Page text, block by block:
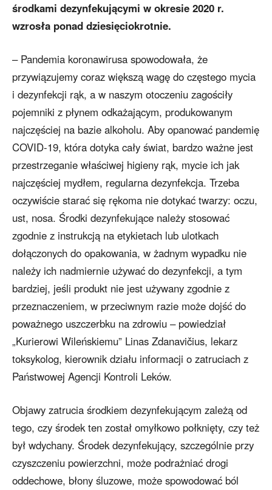
środkami dezynfekującymi w okresie 2020 r.
wzrosła ponad dziesięciokrotnie.
– Pandemia koronawirusa spowodowała, że
przywiązujemy coraz większą wagę do częstego mycia
i dezynfekcji rąk, a w naszym otoczeniu zagościły
pojemniki z płynem odkażającym, produkowanym
najczęściej na bazie alkoholu. Aby opanować pandemię
COVID-19, która dotyka cały świat, bardzo ważne jest
przestrzeganie właściwej higieny rąk, mycie ich jak
najczęściej mydłem, regularna dezynfekcja. Trzeba
oczywiście starać się rękoma nie dotykać twarzy: oczu,
ust, nosa. Środki dezynfekujące należy stosować
zgodnie z instrukcją na etykietach lub ulotkach
dołączonych do opakowania, w żadnym wypadku nie
należy ich nadmiernie używać do dezynfekcji, a tym
bardziej, jeśli produkt nie jest używany zgodnie z
przeznaczeniem, w przeciwnym razie może dojść do
poważnego uszczerbku na zdrowiu – powiedział
„Kurierowi Wileńskiemu” Linas Zdanavičius, lekarz
toksykolog, kierownik działu informacji o zatruciach z
Państwowej Agencji Kontroli Leków.
Objawy zatrucia środkiem dezynfekującym zależą od
tego, czy środek ten został omyłkowo połknięty, czy też
był wdychany. Środek dezynfekujący, szczególnie przy
czyszczeniu powierzchni, może podrażniać drogi
oddechowe, błony śluzowe, może spowodować ból